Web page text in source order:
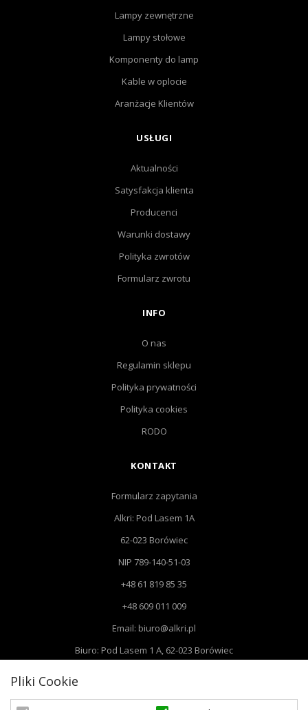
Lampy zewnętrzne
Lampy stołowe
Komponenty do lamp
Kable w oplocie
Aranżacje Klientów
USŁUGI
Aktualności
Satysfakcja klienta
Producenci
Warunki dostawy
Polityka zwrotów
Formularz zwrotu
INFO
O nas
Regulamin sklepu
Polityka prywatności
Polityka cookies
RODO
KONTAKT
Formularz zapytania
Alkri: Pod Lasem 1A
62-023 Borówiec
NIP 789-140-51-03
+48 61 819 85 35
+48 609 011 009
Email: biuro@alkri.pl
Biuro: Pod Lasem 1 A, 62-023 Borówiec
Pliki Cookie